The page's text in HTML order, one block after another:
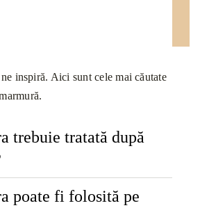
inspiră. Aici sunt cele mai căutate
trebuie tratată după
poate fi folosită pe